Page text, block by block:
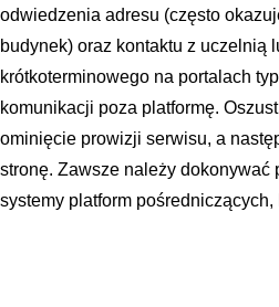
odwiedzenia adresu (często
budynek) oraz kontaktu z uczelnią
krótkoterminowego na portalach
komunikacji poza platformę.
ominięcie prowizji serwisu, a
stronę. Zawsze należy dokonywać
systemy platform